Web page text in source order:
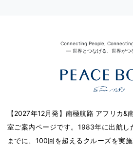
Connecting People,
― 世界とつなげる、世界が
【2027年12月発】南極航路 アフリカ&
室ご案内ページです。1983年に出航し
までに、100回を超えるクルーズを実